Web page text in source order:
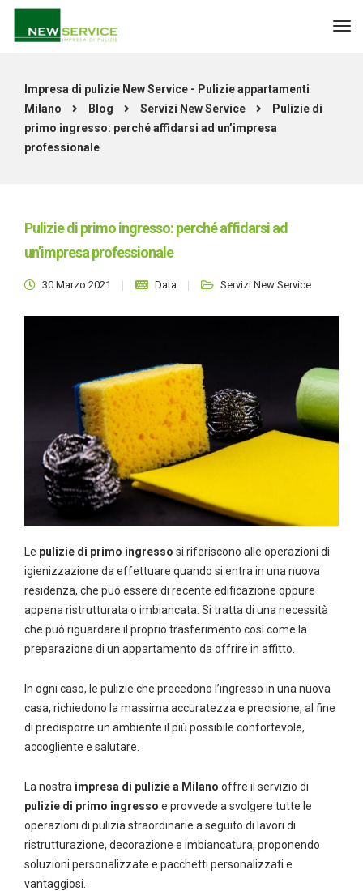
Impresa di pulizie New Service - Pulizie appartamenti
Milano
Blog Servizi New Service
Pulizie di
primo ingresso: perché affidarsi ad un’impresa
professionale
Pulizie di primo ingresso: perché affidarsi ad
un’impresa professionale
30 Marzo 2021 Data Servizi New Service
Le pulizie di primo ingresso si riferiscono alle operazioni di
igienizzazione da effettuare quando si entra in una nuova
residenza, che può essere di recente edificazione oppure
appena ristrutturata o imbiancata. Si tratta di una necessità
che può riguardare il proprio trasferimento così come la
preparazione di un appartamento da offrire in affitto.
In ogni caso, le pulizie che precedono l’ingresso in una nuova
casa, richiedono la massima accuratezza e precisione, al fine
di predisporre un ambiente il più possibile confortevole,
accogliente e salutare.
La nostra impresa di pulizie a Milano offre il servizio di
pulizie di primo ingresso e provvede a svolgere tutte le
operazioni di pulizia straordinarie a seguito di lavori di
ristrutturazione, decorazione e imbiancatura, proponendo
soluzioni personalizzate e pacchetti personalizzati e
vantaggiosi.